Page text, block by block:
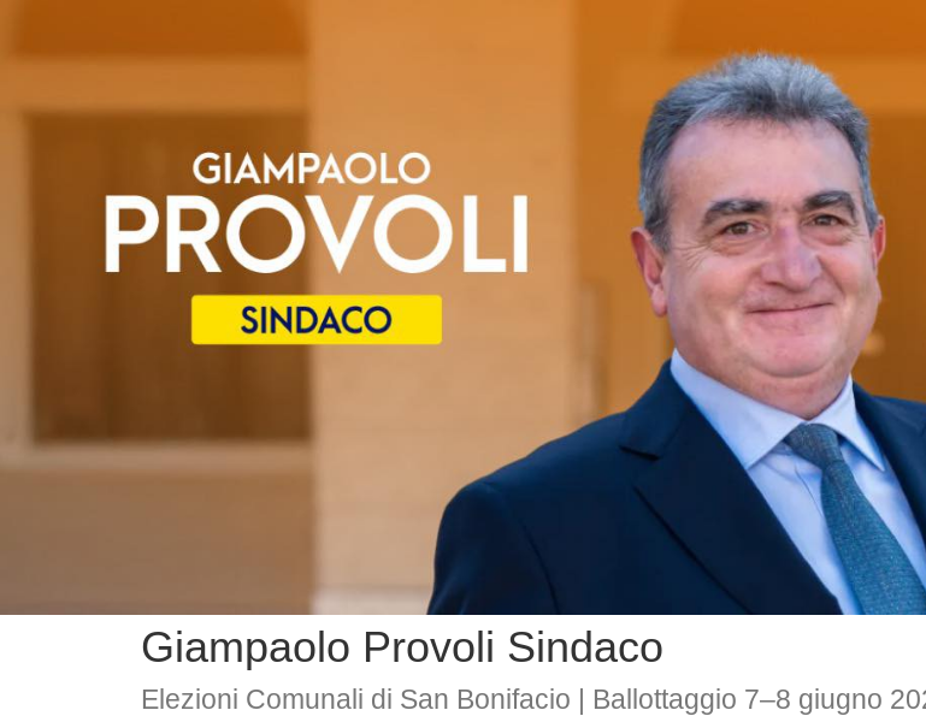
Giampaolo Provoli Sindaco
Elezioni Comunali di San Bonifacio | Ballottaggio 7–8 giugno